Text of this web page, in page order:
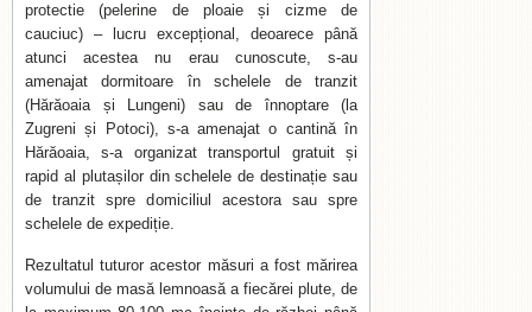
protectie (pelerine de ploaie și cizme de
cauciuc) – lucru excepțional, deoarece până
atunci acestea nu erau cunoscute, s-au
amenajat dormitoare în schelele de tranzit
(Hărăoaia și Lungeni) sau de înnoptare (la
Zugreni și Potoci), s-a amenajat o cantină în
Hărăoaia, s-a organizat transportul gratuit și
rapid al plutașilor din schelele de destinație sau
de tranzit spre domiciliul acestora sau spre
schelele de expediție.
Rezultatul tuturor acestor măsuri a fost mărirea
volumului de masă lemnoasă a fiecărei plute, de